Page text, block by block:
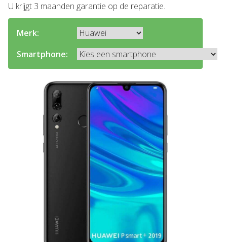
U krijgt 3 maanden garantie op de reparatie.
Merk:
Smartphone: